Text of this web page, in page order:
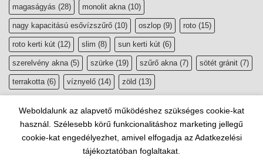
magaságyás (28) monolit akna (10)
nagy kapacitású esővízszűrő (10) oszlop (9) roto (15)
roto kerti kút (12) slim (8) sun kerti kút (6)
szerelvény akna (5) szürke (19) szűrő akna (7) sötét gránit (7)
terrakotta (6) víznyelő (14) zöld (13)
Copyright 2026 ©esővízgyűjtő, szikkasztó webáruház
Weboldalunk az alapvető működéshez szükséges cookie-kat
használ. Szélesebb körű funkcionalitáshoz marketing jellegű
cookie-kat engedélyezhet, amivel elfogadja az Adatkezelési
tájékoztatóban foglaltakat.